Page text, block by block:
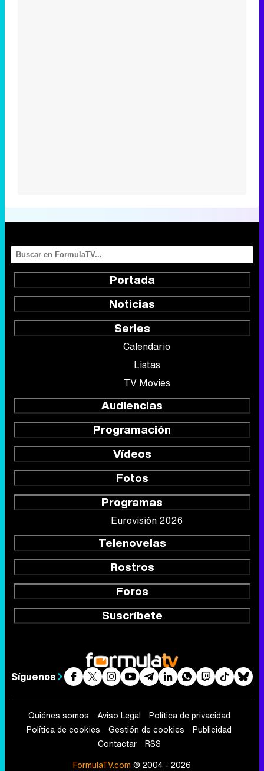
Portada
Noticias
Series
Calendario
Listas
TV Movies
Audiencias
Programación
Vídeos
Fotos
Programas
Eurovisión 2026
Telenovelas
Rostros
Foros
Suscríbete
Síguenos
Quiénes somos Aviso Legal
Política de privacidad
Política de cookies
Gestión de cookies
Publicidad
Contactar
RSS
FormulaTV.com © 2004 - 2026